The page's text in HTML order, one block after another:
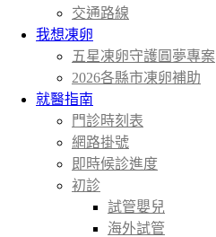
交通路線
我想凍卵
五星凍卵守護圓夢專案
2026各縣市凍卵補助
就醫指南
門診時刻表
網路掛號
即時候診進度
初診
試管嬰兒
海外試管